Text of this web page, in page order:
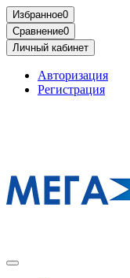
Избранное0
Сравнение0
Личный кабинет
Авторизация
Регистрация